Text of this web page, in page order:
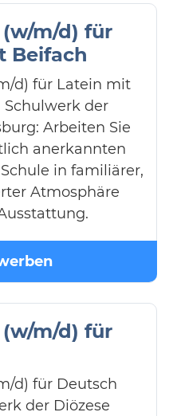
m/d) für
Beifach
d) für Latein mit
der
Arbeiten Sie
anerkannten
in familiärer,
Atmosphäre
m/d) für
d) für Deutsch
der Diözese